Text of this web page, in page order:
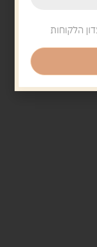
הלקוחות